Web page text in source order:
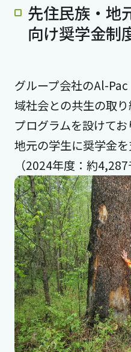
先住民族・地
向け奨学金制
グループ会社のAl-
域社会との共生の取
プログラムを設けて
地元の学生に奨学金を
（2024年度：約4,287